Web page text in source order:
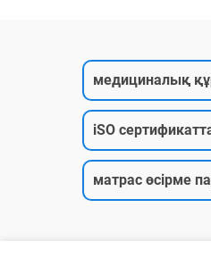
медициналық
iSO
матрас өсірме